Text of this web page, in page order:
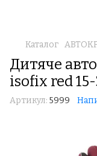
Каталог
Дитяче
isofix red
Артикул: 5999